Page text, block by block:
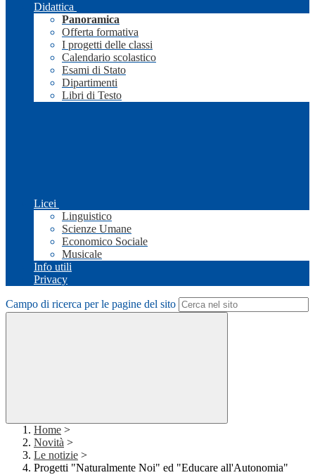
Didattica
Panoramica
Offerta formativa
I progetti delle classi
Calendario scolastico
Esami di Stato
Dipartimenti
Libri di Testo
Licei
Linguistico
Scienze Umane
Economico Sociale
Musicale
Info utili
Privacy
Campo di ricerca per le pagine del sito
Home >
Novità >
Le notizie >
Progetti "Naturalmente Noi" ed "Educare all'Autonomia"